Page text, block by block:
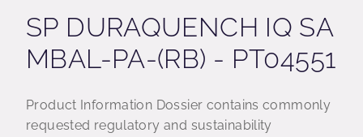
SP DURAQUENCH IQ SA
MBAL-PA-(RB) - PT04551
Product Information Dossier contains commonly
requested regulatory and sustainability